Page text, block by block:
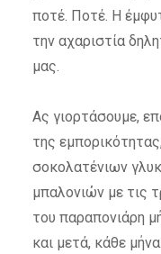
ποτέ. Ποτέ. Η
την αχαριστία
μας.
Ας γιορτάσουμε,
της
σοκολατένιων
μπαλονιών με τις
του παραπονιάρη
και μετά, κάθε